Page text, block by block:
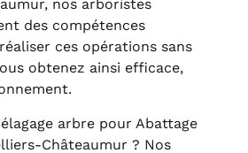
nos arboristes
des compétences
ces opérations sans
obtenez ainsi efficace,
élagage arbre pour Abattage
Châteaumur ? Nos